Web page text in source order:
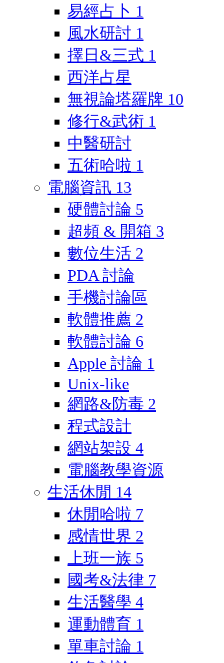
易經占卜 1
風水研討 1
擇日&三式 1
西洋占星
無視論塔羅牌 10
修行&武術 1
中醫研討
五術哈啦 1
電腦資訊 13
硬體討論 5
超頻 & 開箱 3
數位生活 2
PDA 討論
手機討論區
軟體推薦 2
軟體討論 6
Apple 討論 1
Unix-like
網路&防毒 2
程式設計
網站架設 4
電腦教學資源
生活休閒 14
休閒哈啦 7
感情世界 2
上班一族 5
國考&法律 7
生活醫學 4
運動體育 1
單車討論 1